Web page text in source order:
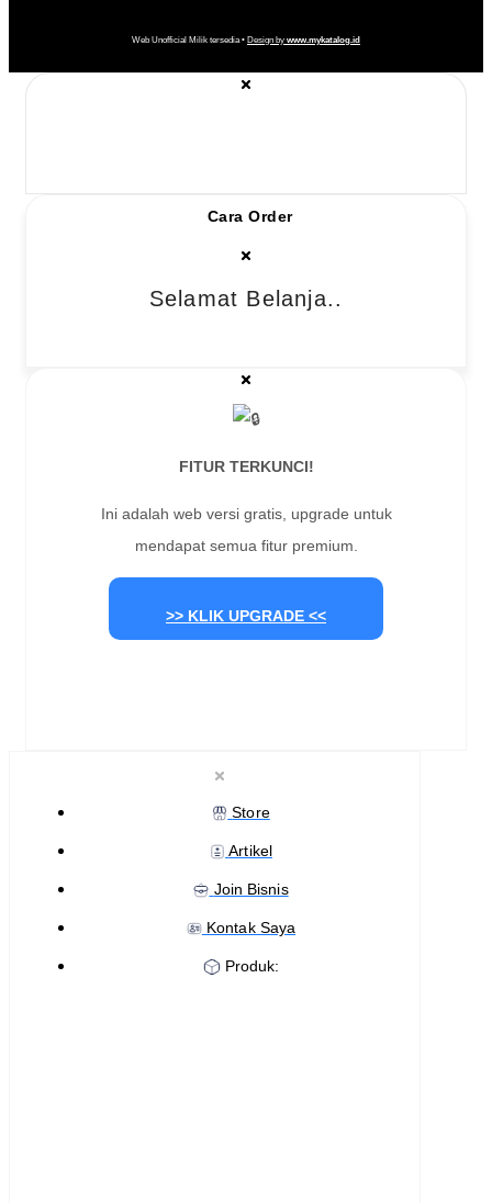
Web Unofficial Milik tersedia • Design by www.mykatalog.id
Cara Order
Selamat Belanja..
FITUR TERKUNCI!
Ini adalah web versi gratis, upgrade untuk
mendapat semua fitur premium.
>> KLIK UPGRADE <<
Store
Artikel
Join Bisnis
Kontak Saya
Produk: